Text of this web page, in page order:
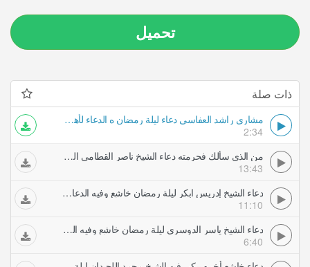
تحميل
ذات صلة
مشارى راشد العفاسي دعاء ليلة رمضان ه الدعاء لأهل غزة الدعاء لسوريا
2:34
من الذي سألك فحرمته دعاء الشيخ ناصر القطامي الخاشع ليلة رمضان ه وفيه الدعاء لأهل غزة
13:43
دعاء الشيخ إدريس ابكر ليلة رمضان خاشع وفيه الدعاء بالستر والعفاف لنسا المسلمين
11:10
دعاء الشيخ ياسر الدوسري ليلة رمضان خاشع وفيه الدعاء على اليهود الغاصبين
6:40